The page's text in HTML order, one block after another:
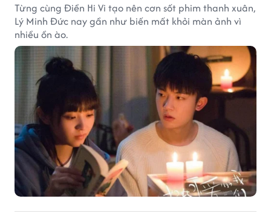
Từng cùng Điền Hi Vi tạo nên cơn sốt phim thanh xuân,
Lý Minh Đức nay gần như biến mất khỏi màn ảnh vì
nhiều ồn ào.